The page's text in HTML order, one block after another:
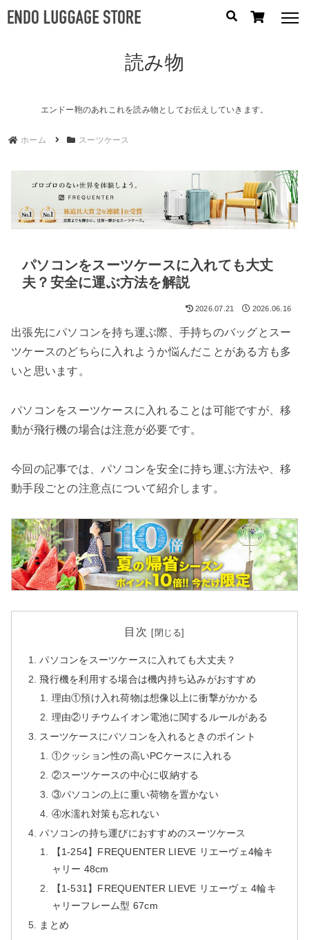
誕生日プレゼント
ブランドから探す
泊数から探す
価格
〜
検索する
読み物
エンドー鞄のあれこれを読み物としてお伝えしていきます。
ホーム スーツケース
パソコンをスーツケースに入れても大丈
夫？安全に運ぶ方法を解説
2026.07.21 2026.06.16
出張先にパソコンを持ち運ぶ際、手持ちのバッグとスー
ツケースのどちらに入れようか悩んだことがある方も多
いと思います。
パソコンをスーツケースに入れることは可能ですが、移
動が飛行機の場合は注意が必要です。
今回の記事では、パソコンを安全に持ち運ぶ方法や、移
動手段ごとの注意点について紹介します。
目次
パソコンをスーツケースに入れても大丈夫？
飛行機を利用する場合は機内持ち込みがおすすめ
理由①預け入れ荷物は想像以上に衝撃がかかる
理由②リチウムイオン電池に関するルールがある
スーツケースにパソコンを入れるときのポイント
①クッション性の高いPCケースに入れる
②スーツケースの中心に収納する
③パソコンの上に重い荷物を置かない
④水濡れ対策も忘れない
パソコンの持ち運びにおすすめのスーツケース
【1-254】FREQUENTER LIEVE リエーヴェ4輪キ
ャリー 48cm
【1-531】FREQUENTER LIEVE リエーヴェ 4輪キ
ャリーフレーム型 67cm
まとめ